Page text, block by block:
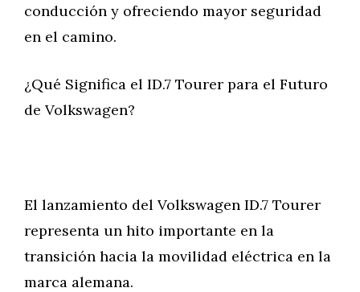
conducción y ofreciendo mayor seguridad
en el camino.
¿Qué Significa el ID.7 Tourer para el Futuro
de Volkswagen?
El lanzamiento del Volkswagen ID.7 Tourer
representa un hito importante en la
transición hacia la movilidad eléctrica en la
marca alemana.